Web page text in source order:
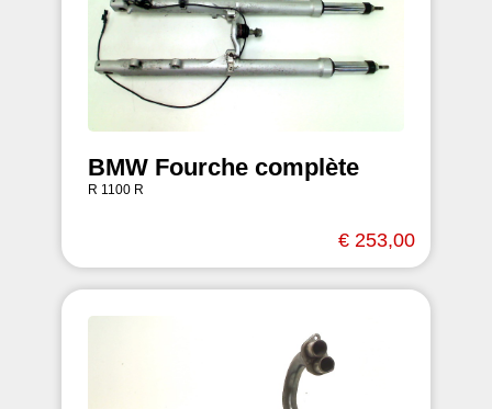
BMW Fourche complète
R 1100 R
€ 253,00